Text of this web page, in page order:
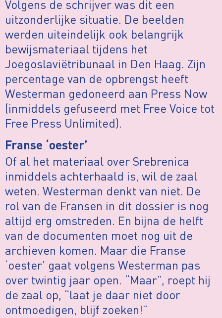
Volgens de schrijver was dit een
uitzonderlijke situatie. De beelden
werden uiteindelijk ook belangrijk
bewijsmateriaal tijdens het
Joegoslaviëtribunaal in Den Haag. Zijn
percentage van de opbrengst heeft
Westerman gedoneerd aan Press Now
(inmiddels gefuseerd met Free Voice tot
Free Press Unlimited).
Franse ‘oester’
Of al het materiaal over Srebrenica
inmiddels achterhaald is, wil de zaal
weten. Westerman denkt van niet. De
rol van de Fransen in dit dossier is nog
altijd erg omstreden. En bijna de helft
van de documenten moet nog uit de
archieven komen. Maar die Franse
‘oester’ gaat volgens Westerman pas
over twintig jaar open. “Maar”, roept hij
de zaal op, “laat je daar niet door
ontmoedigen, blijf zoeken!”